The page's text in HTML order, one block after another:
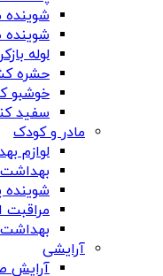
لوله
حشره
خوشبو
سفید
مادر و کودک
لوازم
آرایشی
آرایش